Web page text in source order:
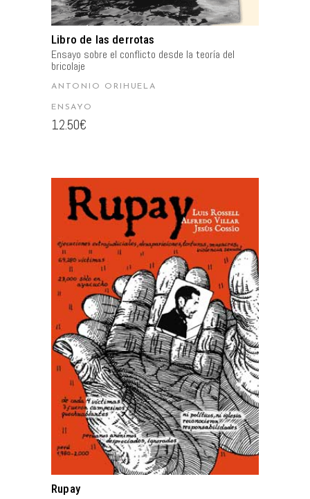
Libro de las derrotas
Ensayo sobre el conflicto desde la teoría del
bricolaje
ANTONIO ORIHUELA
ENSAYO
12.50€
AÑADIR AL CARRITO
Rupay